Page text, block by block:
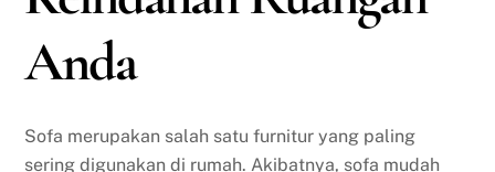
Anda
Sofa merupakan salah satu furnitur yang paling
sering digunakan di rumah. Akibatnya, sofa mudah